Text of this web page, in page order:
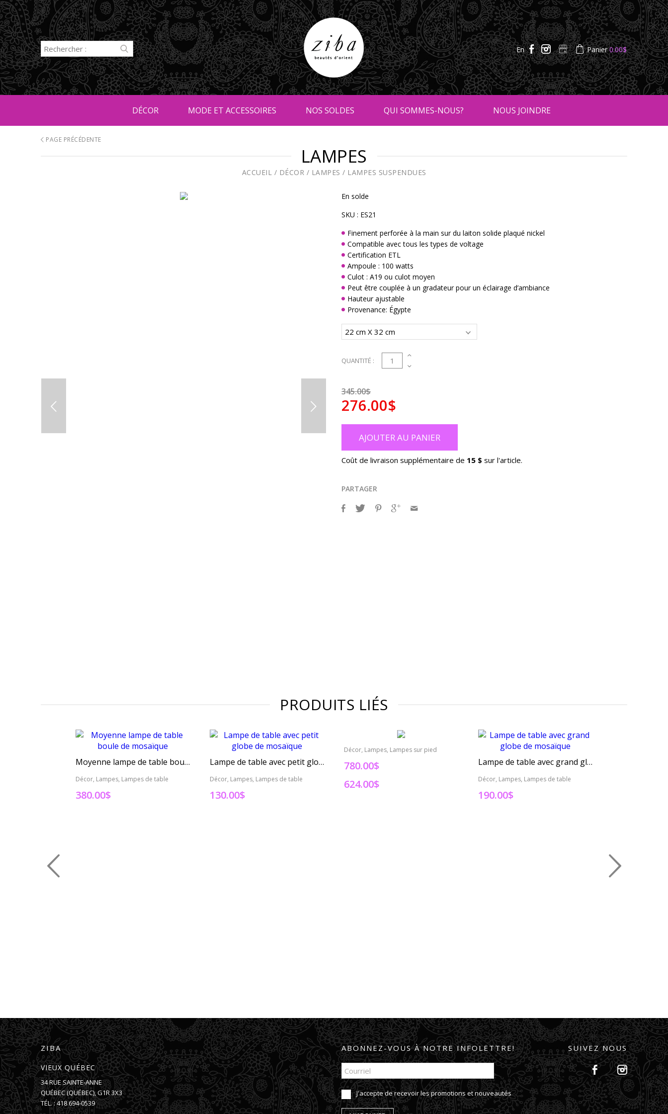
En Panier0.00$
DÉCOR MODE ET ACCESSOIRES NOS SOLDES QUI SOMMES-NOUS? NOUS JOINDRE
PAGE PRÉCÉDENTE
LAMPES
ACCUEIL / DÉCOR / LAMPES / LAMPES SUSPENDUES
En solde
SKU : ES21
Finement perforée à la main sur du laiton solide plaqué nickel
Compatible avec tous les types de voltage
Certification ETL
Ampoule : 100 watts
Culot : A19 ou culot moyen
Peut être couplée à un gradateur pour un éclairage d’ambiance
Hauteur ajustable
Provenance: Égypte
QUANTITÉ : 1
345.00$
276.00$
AJOUTER AU PANIER
Coût de livraison supplémentaire de 15 $ sur l'article.
PARTAGER
PRODUITS LIÉS
Moyenne lampe de table boule de mosaïque
Décor, Lampes, Lampes de table
380.00$
Lampe de table avec petit globe de mosaïque
Décor, Lampes, Lampes de table
130.00$
Décor, Lampes, Lampes sur pied
780.00$
624.00$
Lampe de table avec grand globe de mosaïque
Décor, Lampes, Lampes de table
190.00$
ZIBA
VIEUX QUÉBEC
34 RUE SAINTE-ANNE
QUÉBEC(QUÉBEC),G1R 3X3
TÉL. :418 694-0539
ABONNEZ-VOUS À NOTRE INFOLETTRE!
J'accepte de recevoir les promotions et nouveautés
SUIVEZ NOUS